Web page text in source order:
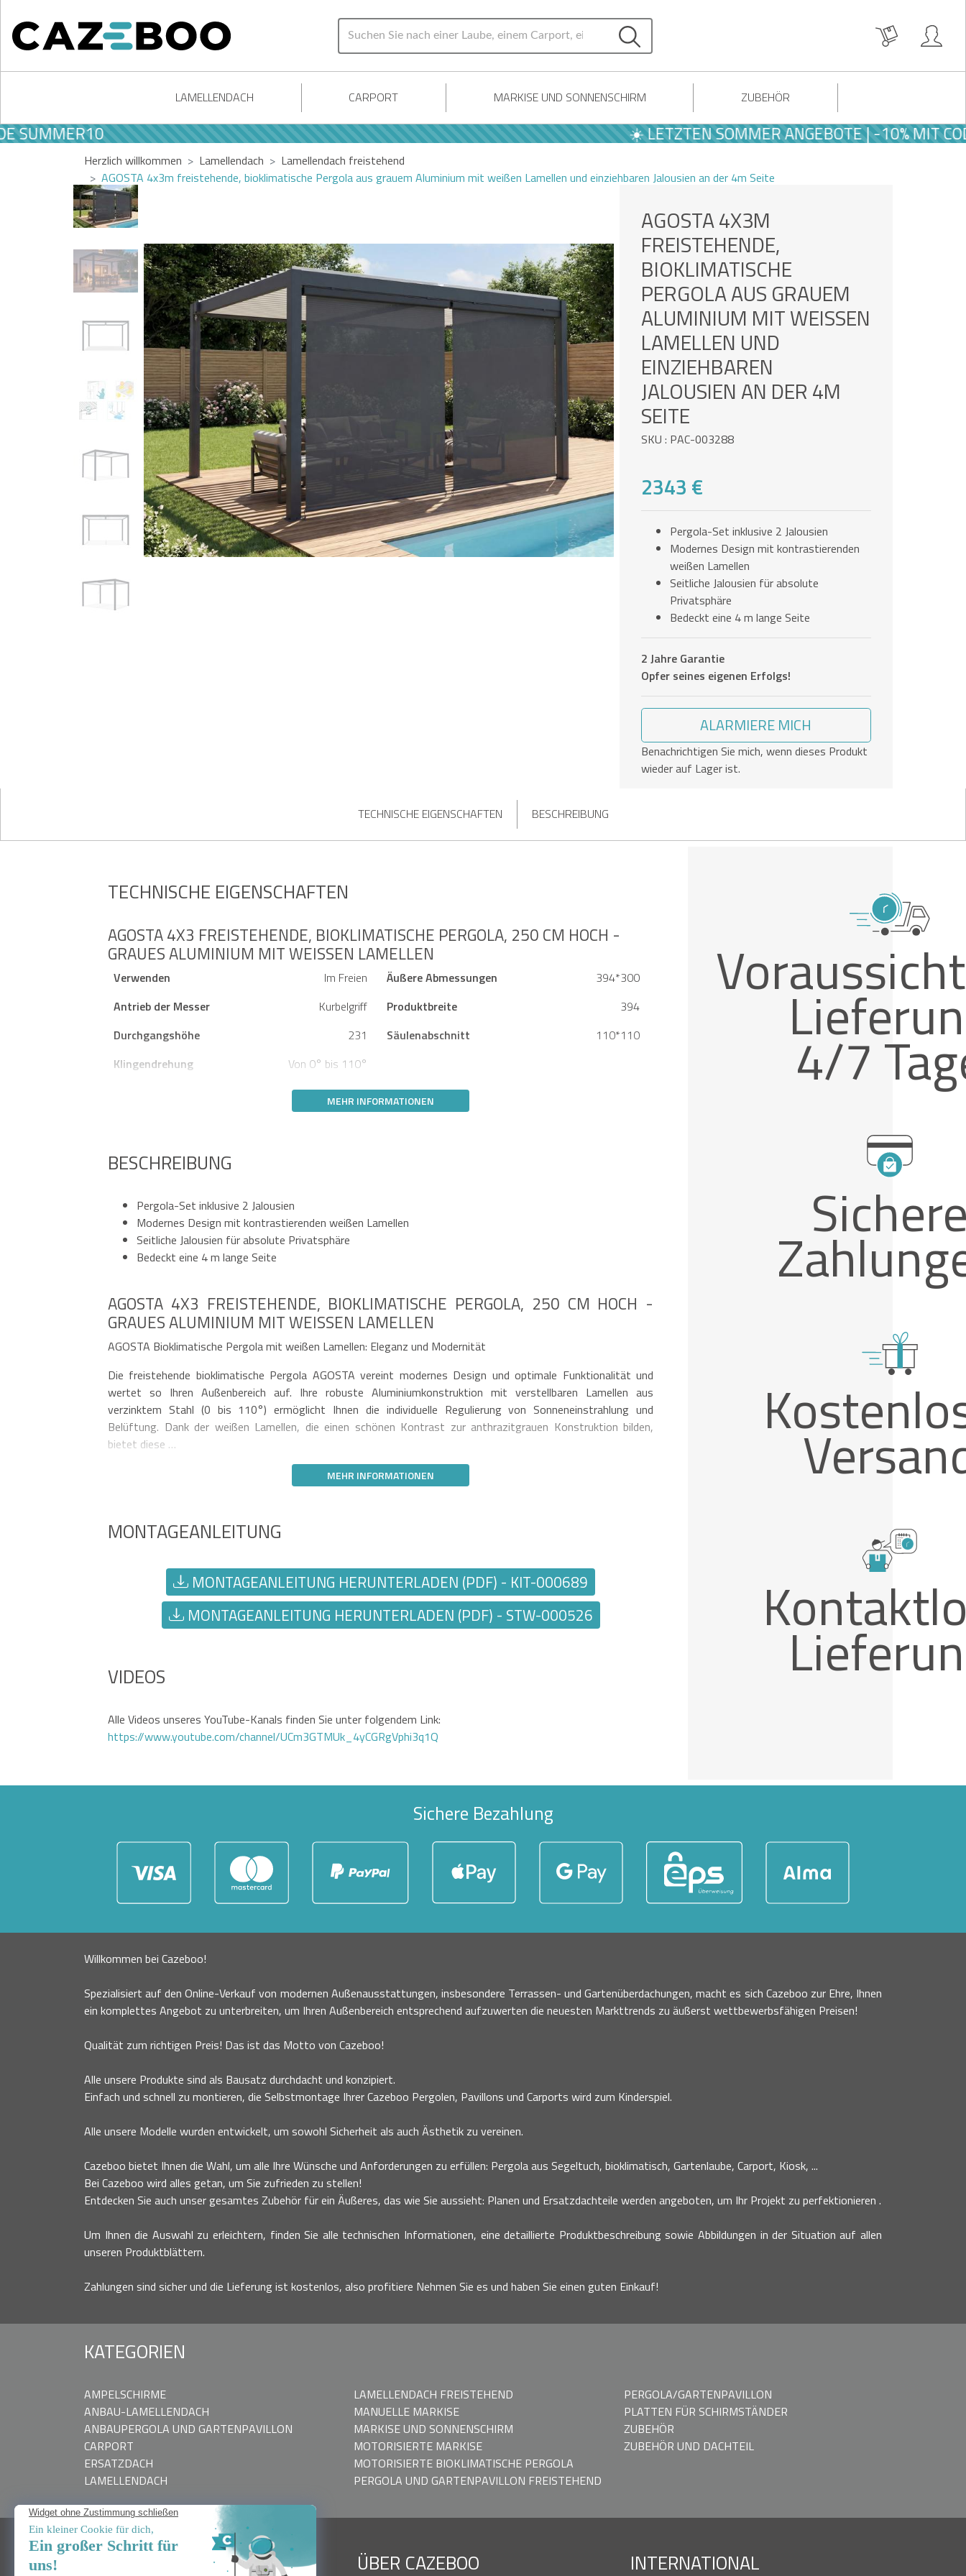
LAMELLENDACH CARPORT MARKISE UND SONNENSCHIRM ZUBEHÖR
☀️ LETZTEN SOMMER ANGEBOTE | -10% MIT CODE
Herzlich willkommen Lamellendach
Lamellendach freistehend
AGOSTA 4x3m freistehende, bioklimatische Pergola aus grauem Aluminium mit weißen Lamellen und einziehbaren Jalousien an der 4m Seite
AGOSTA 4X3M
FREISTEHENDE,
BIOKLIMATISCHE
PERGOLA AUS GRAUEM
ALUMINIUM MIT WEISSEN L
AMELLEN UND E
INZIEHBAREN J
ALOUSIEN AN DER 4M S
EITE
SKU : PAC-003288
2343 €
Pergola-Set inklusive 2 Jalousien
Modernes Design mit kontrastierenden
weißen Lamellen
Seitliche Jalousien für absolute
Privatsphäre
Bedeckt eine 4 m lange Seite
2 Jahre Garantie
Opfer seines eigenen Erfolgs!
ALARMIERE MICH
Benachrichtigen Sie mich, wenn dieses Produkt
wieder auf Lager ist.
TECHNISCHE EIGENSCHAFTEN BESCHREIBUNG
TECHNISCHE EIGENSCHAFTEN
AGOSTA 4X3 FREISTEHENDE, BIOKLIMATISCHE PERGOLA, 250 CM HOCH -
GRAUES ALUMINIUM MIT WEISSEN LAMELLEN
Verwenden Im Freien Äußere Abmessungen
394*300
Antrieb der Messer
Kurbelgriff Produktbreite
394
Durchgangshöhe
231 Säulenabschnitt
110*110
Klingendrehung
Von 0° bis 110°
MEHR INFORMATIONEN
BESCHREIBUNG
Pergola-Set inklusive 2 Jalousien
Modernes Design mit kontrastierenden weißen Lamellen
Seitliche Jalousien für absolute Privatsphäre
Bedeckt eine 4 m lange Seite
AGOSTA 4X3 FREISTEHENDE, BIOKLIMATISCHE PERGOLA, 250 CM HOCH -
GRAUES ALUMINIUM MIT WEISSEN LAMELLEN
AGOSTA Bioklimatische Pergola mit weißen Lamellen: Eleganz und Modernität
Die freistehende bioklimatische Pergola AGOSTA vereint modernes Design und optimale Funktionalität und
wertet so Ihren Außenbereich auf. Ihre robuste Aluminiumkonstruktion mit verstellbaren Lamellen aus
verzinktem Stahl (0 bis 110°) ermöglicht Ihnen die individuelle Regulierung von Sonneneinstrahlung und
Belüftung. Dank der weißen Lamellen, die einen schönen Kontrast zur anthrazitgrauen Konstruktion bilden,
bietet diese …
MEHR INFORMATIONEN
MONTAGEANLEITUNG
MONTAGEANLEITUNG HERUNTERLADEN (PDF) - KIT-000689
MONTAGEANLEITUNG HERUNTERLADEN (PDF) - STW-000526
VIDEOS
Alle Videos unseres YouTube-Kanals finden Sie unter folgendem Link:
https://www.youtube.com/channel/UCm3GTMUk_4yCGRgVphi3q1Q
4/7
Sichere Bezahlung
Willkommen bei Cazeboo!
Spezialisiert auf den Online-Verkauf von modernen Außenausstattungen, insbesondere Terrassen- und Gartenüberdachungen, macht es sich Cazeboo zur Ehre, Ihnen
ein komplettes Angebot zu unterbreiten, um Ihren Außenbereich entsprechend aufzuwerten die neuesten Markttrends zu äußerst wettbewerbsfähigen Preisen!
Qualität zum richtigen Preis! Das ist das Motto von Cazeboo!
Alle unsere Produkte sind als Bausatz durchdacht und konzipiert.
Einfach und schnell zu montieren, die Selbstmontage Ihrer Cazeboo Pergolen, Pavillons und Carports wird zum Kinderspiel.
Alle unsere Modelle wurden entwickelt, um sowohl Sicherheit als auch Ästhetik zu vereinen.
Cazeboo bietet Ihnen die Wahl, um alle Ihre Wünsche und Anforderungen zu erfüllen: Pergola aus Segeltuch, bioklimatisch, Gartenlaube, Carport, Kiosk, ...
Bei Cazeboo wird alles getan, um Sie zufrieden zu stellen!
Entdecken Sie auch unser gesamtes Zubehör für ein Äußeres, das wie Sie aussieht: Planen und Ersatzdachteile werden angeboten, um Ihr Projekt zu perfektionieren .
Um Ihnen die Auswahl zu erleichtern, finden Sie alle technischen Informationen, eine detaillierte Produktbeschreibung sowie Abbildungen in der Situation auf allen
unseren Produktblättern.
Zahlungen sind sicher und die Lieferung ist kostenlos, also profitiere Nehmen Sie es und haben Sie einen guten Einkauf!
KATEGORIEN
AMPELSCHIRME
ANBAU-LAMELLENDACH
ANBAUPERGOLA UND GARTENPAVILLON
CARPORT
ERSATZDACH
LAMELLENDACH
LAMELLENDACH FREISTEHEND
MANUELLE MARKISE
MARKISE UND SONNENSCHIRM
MOTORISIERTE MARKISE
MOTORISIERTE BIOKLIMATISCHE PERGOLA
PERGOLA UND GARTENPAVILLON FREISTEHEND
PERGOLA/GARTENPAVILLON
PLATTEN FÜR SCHIRMSTÄNDER
ZUBEHÖR
ZUBEHÖR UND DACHTEIL
BRAUCHEN SIE HILFE ÜBER CAZEBOO INTERNATIONAL